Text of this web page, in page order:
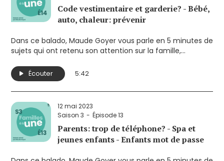
Code vestimentaire et garderie? - Bébé,
auto, chaleur: prévenir
Dans ce balado, Maude Goyer vous parle en 5 minutes de
sujets qui ont retenu son attention sur la famille,
réflexion sur des enjeux qui touchent de près les parents.
Ses sujets cette semaine:
- Code vestimentaire dès la garderie?
- Bébé, auto, chaleur: prévenir
- Comment élever des enfants heureux?
Écouter 5:42
12 mai 2023
Saison 3
Épisode 13
Parents: trop de téléphone? - Spa et
jeunes enfants - Enfants mot de passe